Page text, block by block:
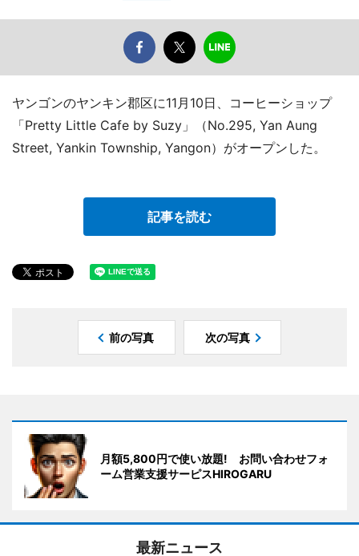
ヤンゴンのヤンキン郡区に11月10日、コーヒーショップ
「Pretty Little Cafe by Suzy」（No.295, Yan Aung
Street, Yankin Township, Yangon）がオープンした。
記事を読む
前の写真 次の写真
月額5,800円で使い放題! お問い合わせフォ
ーム営業支援サーピスHIROGARU
最新ニュース